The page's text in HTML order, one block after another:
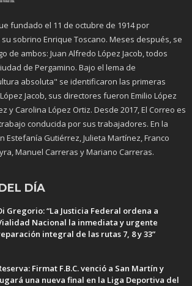
fundado el 11 de octubre de 1914 por
sobrino Enrique Toscano. Meses después, se
de ambos: Juan Alfredo López Jacob, todos
de Pergamino. Bajo el lema de
absoluta" se identificaron las primeras
Jacob, sus directores fueron Emilio López
y Carolina López Ortiz. Desde 2017, El Correo es
conducida por sus trabajadores. En la
Estefanía Gutiérrez, Julieta Martínez, Franco
Manuel Carreras y Mariano Carreras.
DÍA
Gregorio: “La Justicia Federal ordena a
Nacional la inmediata y urgente
integral de las rutas 7, 8 y 33”
Firmat F.B.C. venció a San Martín y
una nueva final en la Liga Deportiva del